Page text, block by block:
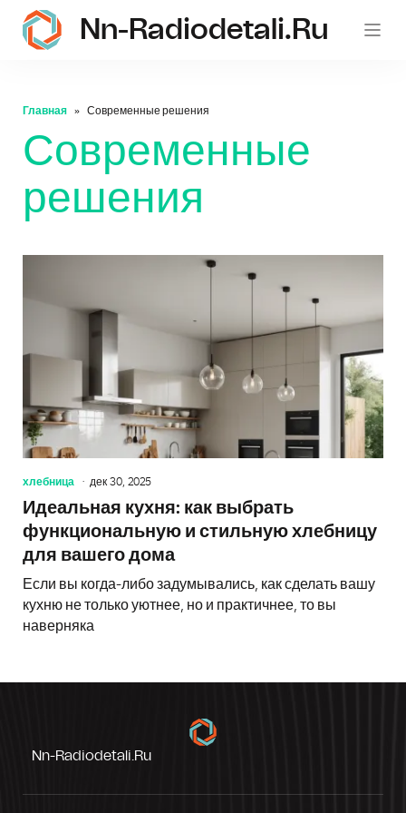
Nn-Radiodetali.ru
Главная Современные решения
Современные
решения
хлебница дек 30, 2025
Идеальная кухня: как выбрать
функциональную и стильную хлебницу
для вашего дома
Если вы когда-либо задумывались, как сделать вашу
кухню не только уютнее, но и практичнее, то вы
наверняка
Nn-Radiodetali.ru